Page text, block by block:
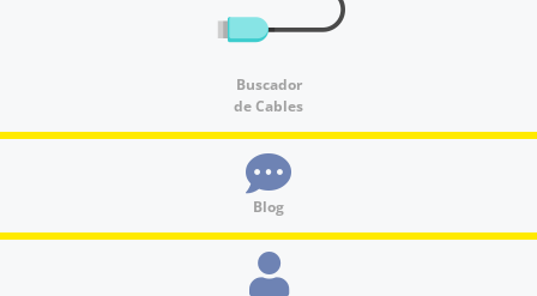
Buscador
de Cables
Blog